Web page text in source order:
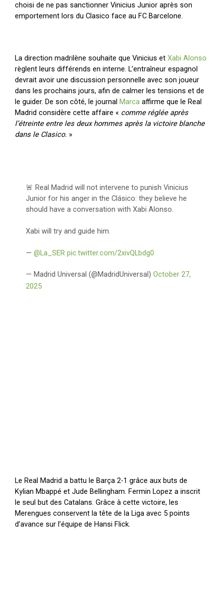
choisi de ne pas sanctionner Vinicius Junior après son
emportement lors du Clasico face au FC Barcelone.
La direction madrilène souhaite que Vinicius etXabi Alonso
règlent leurs différends en interne. L’entraîneur espagnol
devrait avoir une discussion personnelle avec son joueur
dans les prochains jours, afin de calmer les tensions et de
le guider. De son côté, le journalMarca affirme que le Real
Madrid considère cette affaire « comme réglée après
l’étreinte entre les deux hommes après la victoire blanche
dans le Clasico. »
🚨 Real Madrid will not intervene to punish Vinicius
Junior for his anger in the Clásico: they believe he
should have a conversation with Xabi Alonso.
Xabi will try and guide him.
—@La_SER pic.twitter.com/2xivQLbdg0
— Madrid Universal (@MadridUniversal)October 27,
2025
Le Real Madrid a battu le Barça 2-1 grâce aux buts de
Kylian Mbappé et Jude Bellingham. Fermin Lopez a inscrit
le seul but des Catalans. Grâce à cette victoire, les
Merengues conservent la tête de la Liga avec 5 points
d’avance sur l’équipe de Hansi Flick.